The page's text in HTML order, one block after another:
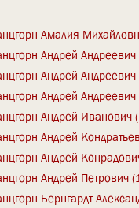
Амалия
Андрей
Андрей
Андрей
Андрей Иванович
Андрей
Андрей
Андрей Петрович
Бернгардт